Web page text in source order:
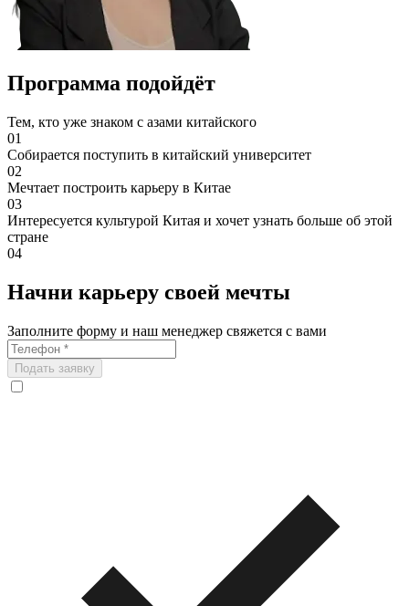
Программа подойдёт
Тем, кто уже знаком с азами китайского
01
Собирается поступить в китайский университет
02
Мечтает построить карьеру в Китае
03
Интересуется культурой Китая и хочет узнать больше об этой
стране
04
Начни карьеру своей мечты
Заполните форму и наш менеджер свяжется с вами
Подать заявку